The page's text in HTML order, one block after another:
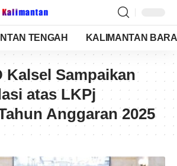
TENGAH KALIMANTAN
Kalsel Sampaikan
atas LKPj
Anggaran 2025